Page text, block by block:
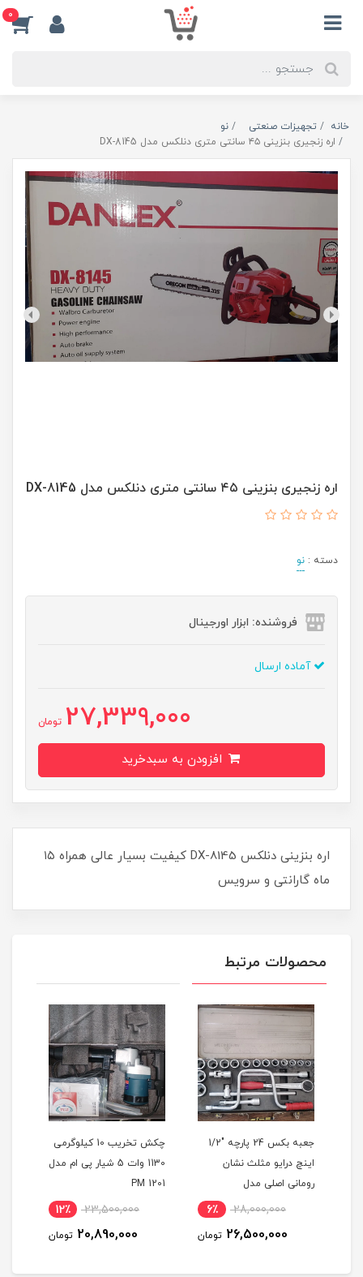
0
خانه تجهیزات صنعتی
نو
اره زنجیری بنزینی ۴۵ سانتی متری دنلکس مدل DX-8145
اره زنجیری بنزینی ۴۵ سانتی متری دنلکس مدل DX-8145
دسته : نو
فروشنده: ابزار اورجینال
آماده ارسال
27,339,000 تومان
اره بنزینی دنلکس DX-8145 کیفیت بسیار عالی همراه ۱۵
ماه گارانتی و سرویس
محصولات مرتبط
جعبه بکس 24 پارچه "1/2
اینچ درایو مثلث نشان
رومانی اصلی مدل
ROMANIA 24PS
28,000,000 6٪
26,500,000 تومان
چکش تخریب 10 کیلوگرمی
1130 وات 5 شیار پی ام مدل
PM 1201
23,500,000 12٪
20,890,000 تومان